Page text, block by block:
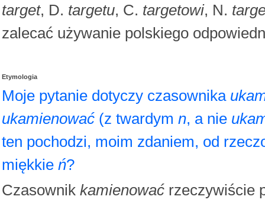
target, D. targetu, C. targetowi, N.
zalecać używanie polskiego
Etymologia
Moje pytanie dotyczy czasownika
ukamienować (z twardym n, a nie
ten pochodzi, moim zdaniem, od
miękkie ń?
Czasownik kamienować rzeczywiście